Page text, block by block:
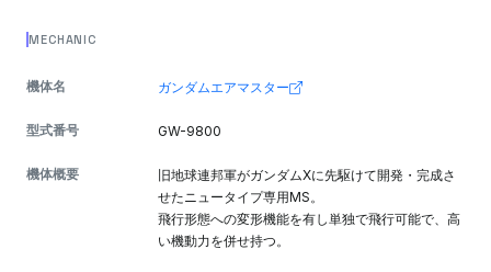
MECHANIC
機体名 ガンダムエアマスター
型式番号 GW-9800
機体概要
旧地球連邦軍がガンダムXに先駆けて開発・完成さ
せたニュータイプ専用MS。
飛行形態への変形機能を有し単独で飛行可能で、高
い機動力を併せ持つ。